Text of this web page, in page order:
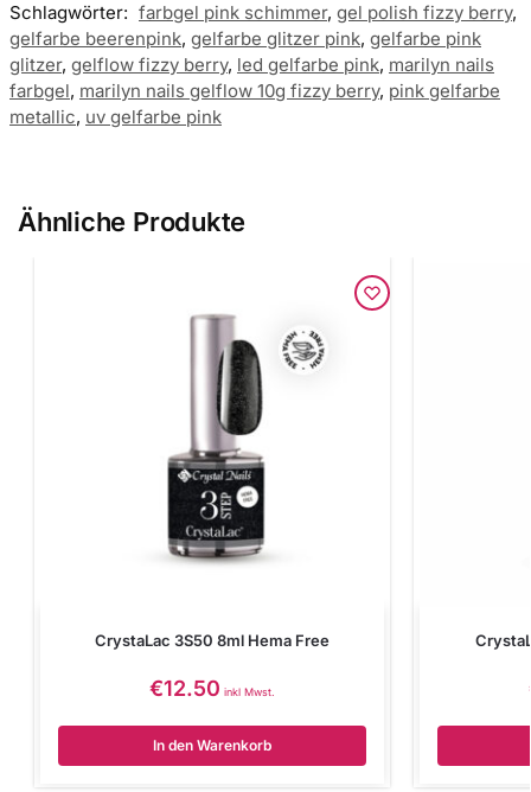
Schlagwörter: farbgel pink schimmer, gel polish fizzy berry,
gelfarbe beerenpink, gelfarbe glitzer pink, gelfarbe pink
glitzer, gelflow fizzy berry, led gelfarbe pink, marilyn nails
farbgel, marilyn nails gelflow 10g fizzy berry, pink gelfarbe
metallic, uv gelfarbe pink
Ähnliche Produkte
CrystaLac 3S50 8ml Hema Free
€12.50 inkl Mwst.
In den Warenkorb